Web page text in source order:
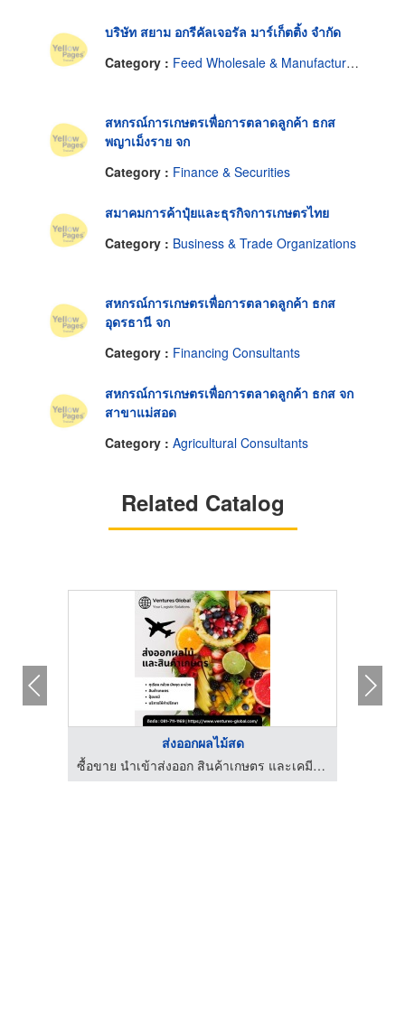
บริษัท สยาม อกรีคัลเจอรัล มาร์เก็ตติ้ง จำกัด
Category : Feed Wholesale & Manufacturers
สหกรณ์การเกษตรเพื่อการตลาดลูกค้า ธกส
พญาเม็งราย จก
Category : Finance & Securities
สมาคมการค้าปุ๋ยและธุรกิจการเกษตรไทย
Category : Business & Trade Organizations
สหกรณ์การเกษตรเพื่อการตลาดลูกค้า ธกส
อุดรธานี จก
Category : Financing Consultants
สหกรณ์การเกษตรเพื่อการตลาดลูกค้า ธกส จก
สาขาแม่สอด
Category : Agricultural Consultants
Related Catalog
ส่งออกผลไม้สด
ซื้อขาย นำเข้าส่งออก สินค้าเกษตร และเคมีภัณฑ์ด้านการเกษตร